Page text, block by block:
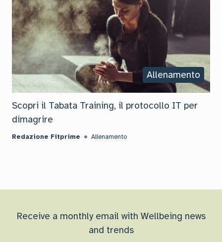
Allenamento
Scopri il Tabata Training, il protocollo IT per
dimagrire
Redazione Fitprime Allenamento
Receive a monthly email with Wellbeing news
and trends